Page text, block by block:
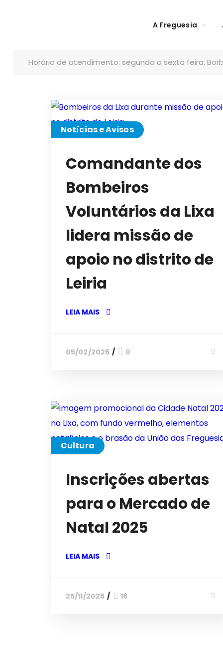
A Freguesia
Horário de atendimento: segunda a sexta feira,
Notícias e Avisos
Comandante dos
Bombeiros
Voluntários da Lixa
lidera missão de
apoio no distrito de
Leiria
LEIA MAIS
05/02/2026 0
Cultura
Inscrições abertas
para o Mercado de
Natal 2025
LEIA MAIS
25/11/2025 16